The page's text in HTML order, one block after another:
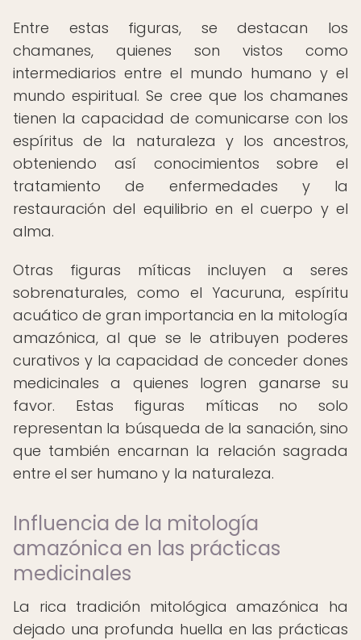
Entre estas figuras, se destacan los
chamanes, quienes son vistos como
intermediarios entre el mundo humano y el
mundo espiritual. Se cree que los chamanes
tienen la capacidad de comunicarse con los
espíritus de la naturaleza y los ancestros,
obteniendo así conocimientos sobre el
tratamiento de enfermedades y la
restauración del equilibrio en el cuerpo y el
alma.
Otras figuras míticas incluyen a seres
sobrenaturales, como el Yacuruna, espíritu
acuático de gran importancia en la mitología
amazónica, al que se le atribuyen poderes
curativos y la capacidad de conceder dones
medicinales a quienes logren ganarse su
favor. Estas figuras míticas no solo
representan la búsqueda de la sanación, sino
que también encarnan la relación sagrada
entre el ser humano y la naturaleza.
Influencia de la mitología
amazónica en las prácticas
medicinales
La rica tradición mitológica amazónica ha
dejado una profunda huella en las prácticas